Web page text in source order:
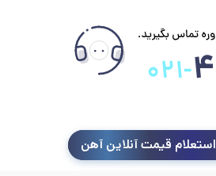
استعلام قیمت آنلاین آهن